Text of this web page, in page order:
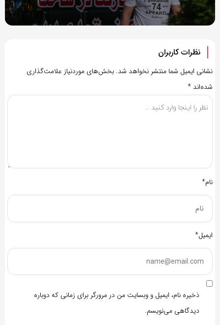
نظرات کاربران
نشانی ایمیل شما منتشر نخواهد شد. بخش‌های موردنیاز علامت‌گذاری
شده‌اند *
نام*
ایمیل*
ذخیره نام، ایمیل و وبسایت من در مرورگر برای زمانی که دوباره
دیدگاهی می‌نویسم.